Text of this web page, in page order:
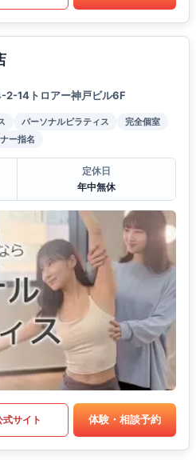
2-14トロアー神戸ビル6F
パーソナルピラティス
完全個室
ー指名
定休日
年中無休
式サイト 体験・相談予約